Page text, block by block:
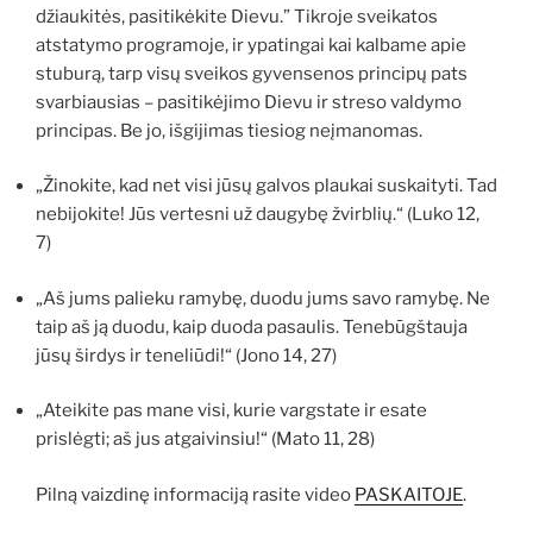
džiaukitės, pasitikėkite Dievu.” Tikroje sveikatos
atstatymo programoje, ir ypatingai kai kalbame apie
stuburą, tarp visų sveikos gyvensenos principų pats
svarbiausias – pasitikėjimo Dievu ir streso valdymo
principas. Be jo, išgijimas tiesiog neįmanomas.
„Žinokite, kad net visi jūsų galvos plaukai suskaityti. Tad
nebijokite! Jūs vertesni už daugybę žvirblių.“ (Luko 12,
7)
„Aš jums palieku ramybę, duodu jums savo ramybę. Ne
taip aš ją duodu, kaip duoda pasaulis. Tenebūgštauja
jūsų širdys ir teneliūdi!“ (Jono 14, 27)
„Ateikite pas mane visi, kurie vargstate ir esate
prislėgti; aš jus atgaivinsiu!“ (Mato 11, 28)
Pilną vaizdinę informaciją rasite video PASKAITOJE.